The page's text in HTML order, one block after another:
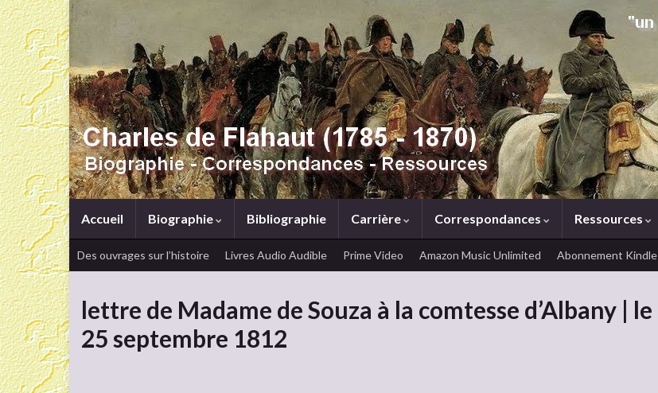
Accueil Biographie Bibliographie Carrière Correspondances Ressources
Des ouvrages sur l’histoire Livres Audio Audible Prime Video Amazon Music Unlimited Abonnement Kindle
lettre de Madame de Souza à la comtesse d’Albany | le
25 septembre 1812